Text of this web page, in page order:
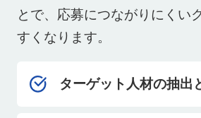
とで、応募につながりにくい
すくなります。
ターゲット人材の抽出